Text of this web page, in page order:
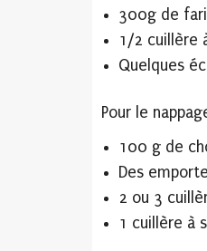
300g de
1/2 cuillère
Quelques
Pour le
100 g de
Des
2 ou 3
1 cuillère à